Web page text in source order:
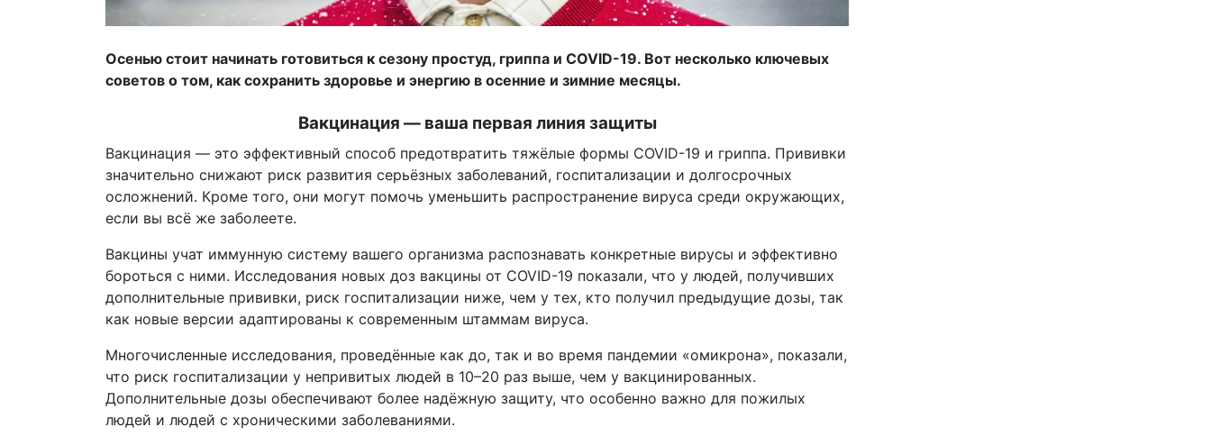
Осенью стоит начинать готовиться к сезону простуд, гриппа и COVID-19. Вот несколько ключевых
советов о том, как сохранить здоровье и энергию в осенние и зимние месяцы.
Вакцинация — ваша первая линия защиты
Вакцинация — это эффективный способ предотвратить тяжёлые формы COVID-19 и гриппа. Прививки
значительно снижают риск развития серьёзных заболеваний, госпитализации и долгосрочных
осложнений. Кроме того, они могут помочь уменьшить распространение вируса среди окружающих,
если вы всё же заболеете.
Вакцины учат иммунную систему вашего организма распознавать конкретные вирусы и эффективно
бороться с ними. Исследования новых доз вакцины от COVID-19 показали, что у людей, получивших
дополнительные прививки, риск госпитализации ниже, чем у тех, кто получил предыдущие дозы, так
как новые версии адаптированы к современным штаммам вируса.
Многочисленные исследования, проведённые как до, так и во время пандемии «омикрона», показали,
что риск госпитализации у непривитых людей в 10–20 раз выше, чем у вакцинированных.
Дополнительные дозы обеспечивают более надёжную защиту, что особенно важно для пожилых
людей и людей с хроническими заболеваниями.